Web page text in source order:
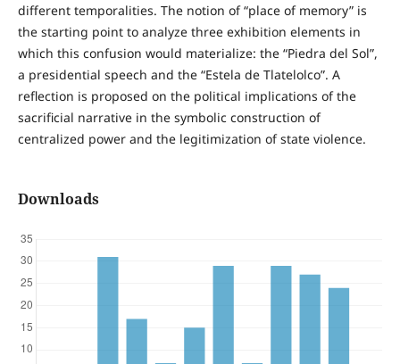
different temporalities. The notion of “place of memory” is
the starting point to analyze three exhibition elements in
which this confusion would materialize: the “Piedra del Sol”,
a presidential speech and the “Estela de Tlatelolco”. A
reflection is proposed on the political implications of the
sacrificial narrative in the symbolic construction of
centralized power and the legitimization of state violence.
Downloads